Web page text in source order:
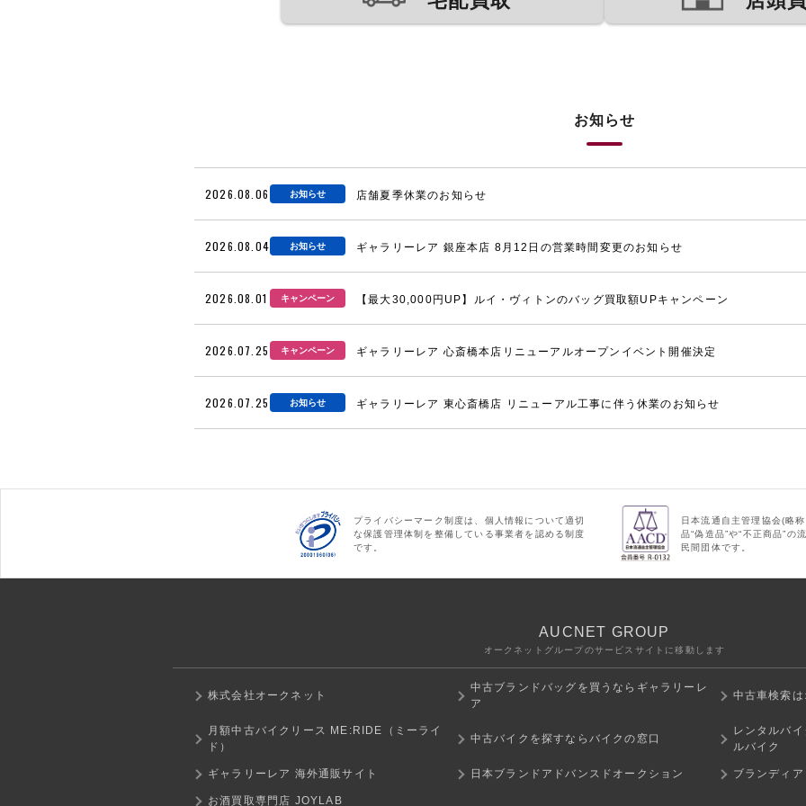
お知らせ
2026.08.06 お知らせ 店舗夏季休業のお知らせ
2026.08.04 お知らせ ギャラリーレア 銀座本店 8月12日の営業時間変更のお知らせ
2026.08.01 キャンペーン 【最大30,000円UP】ルイ・ヴィトンのバッグ買取額UPキャンペーン
2026.07.25 キャンペーン ギャラリーレア 心斎橋本店リニューアルオープンイベント開催決定
2026.07.25 お知らせ ギャラリーレア 東心斎橋店 リニューアル工事に伴う休業のお知らせ
プライバシーマーク制度は、個人情報について適切
な保護管理体制を整備している事業者を認める制度
です。
日本流通自主管理協会(略
品“偽造品”や“不正商品”の
民間団体です。
AUCNET GROUP
オークネットグループのサービスサイトに移動します
株式会社オークネット
中古ブランドバッグを買うならギャラリーレ
ア
中古車検索
月額中古バイクリース ME:RIDE（ミーライ
ド）
中古バイクを探すならバイクの窓口
レンタルバ
ルバイク
ギャラリーレア 海外通販サイト 日本ブランドアドバンスドオークション ブランディ
お酒買取専門店 JOYLAB